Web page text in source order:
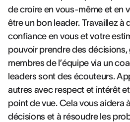
de croire en vous-même et en
être un bon leader. Travaillez à
confiance en vous et votre
pouvoir prendre des décisions,
membres de l’équipe via un
leaders sont des écouteurs.
autres avec respect et intérêt
point de vue. Cela vous aidera
décisions et à résoudre les